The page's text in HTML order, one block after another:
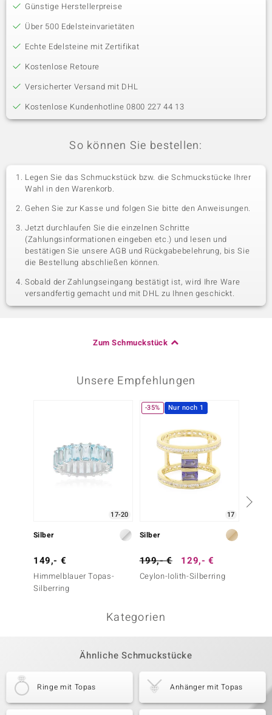
Günstige Herstellerpreise
Über 500 Edelsteinvarietäten
Echte Edelsteine mit Zertifikat
Kostenlose Retoure
Versicherter Versand mit DHL
Kostenlose Kundenhotline 0800 227 44 13
So können Sie bestellen:
Legen Sie das Schmuckstück bzw. die Schmuckstücke Ihrer
Wahl in den Warenkorb.
Gehen Sie zur Kasse und folgen Sie bitte den Anweisungen.
Jetzt durchlaufen Sie die einzelnen Schritte
(Zahlungsinformationen eingeben etc.) und lesen und
bestätigen Sie unsere AGB und Rückgabebelehrung, bis Sie
die Bestellung abschließen können.
Sobald der Zahlungseingang bestätigt ist, wird Ihre Ware
versandfertig gemacht und mit DHL zu Ihnen geschickt.
Zum Schmuckstück
Unsere Empfehlungen
17-20
Silber
149,- €
Himmelblauer Topas-
Silberring
-35% Nur noch 1
17
Silber
199,- € 129,- €
Ceylon-Iolith-Silberring
Kategorien
Ähnliche Schmuckstücke
Ringe mit Topas Anhänger mit Topas